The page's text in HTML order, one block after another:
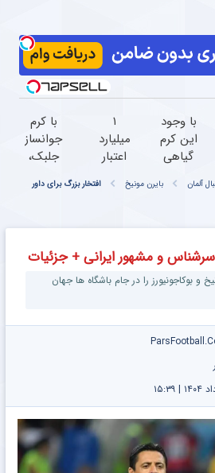
با وجود
این کرم
گیاهی
دور
خط
بکش!
۱
میلیارد
اعتبار
طلا |
ضامن
با کرم
جوانساز
جلبک،
معکوس
تخفیف)
آلمان بایرن مونیخ
افتخار بزرگ برای داور
سرشناس و مشهور ایرانی + جزئیات
و بوکاجونیورز را در جام باشگاه ها جهان